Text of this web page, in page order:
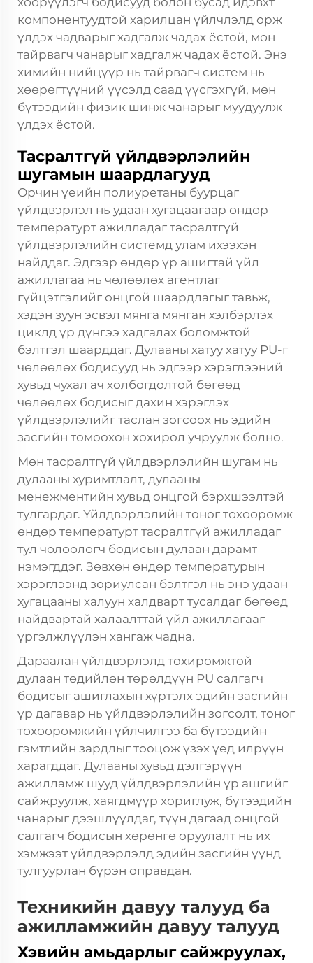
компонентуудтой харилцан үйлчлэлд орж
үлдэх чадварыг хадгалж чадах ёстой, мөн
тайрвагч чанарыг хадгалж чадах ёстой. Энэ
химийн нийцүүр нь тайрвагч систем нь
хөөрөгтүүний үүсэлд саад үүсгэхгүй, мөн
бүтээдийн физик шинж чанарыг муудуулж
үлдэх ёстой.
Тасралтгүй үйлдвэрлэлийн
шугамын шаардлагууд
Орчин үеийн полиуретаны буурцаг
үйлдвэрлэл нь удаан хугацаагаар өндөр
температурт ажилладаг тасралтгүй
үйлдвэрлэлийн системд улам ихээхэн
найддаг. Эдгээр өндөр үр ашигтай үйл
ажиллагаа нь чөлөөлөх агентлаг
гүйцэтгэлийг онцгой шаардлагыг тавьж,
хэдэн зуун эсвэл мянга мянган хэлбэрлэх
циклд үр дүнгээ хадгалах боломжтой
бэлтгэл шаарддаг. Дулааны хатуу хатуу PU-г
чөлөөлөх бодисууд нь эдгээр хэрэглээний
хувьд чухал ач холбогдолтой бөгөөд
чөлөөлөх бодисыг дахин хэрэглэх
үйлдвэрлэлийг таслан зогсоох нь эдийн
засгийн томоохон хохирол учруулж болно.
Мөн тасралтгүй үйлдвэрлэлийн шугам нь
дулааны хуримтлалт, дулааны
менежментийн хувьд онцгой бэрхшээлтэй
тулгардаг. Үйлдвэрлэлийн тоног төхөөрөмж
өндөр температурт тасралтгүй ажилладаг
тул чөлөөлөгч бодисын дулаан дарамт
нэмэгддэг. Зөвхөн өндөр температурын
хэрэглээнд зориулсан бэлтгэл нь энэ удаан
хугацааны халуун халдварт тусалдаг бөгөөд
найдвартай халаалттай үйл ажиллагааг
үргэлжлүүлэн хангаж чадна.
Дараалан үйлдвэрлэлд тохиромжтой
дулаан төдийлөн төрөлдүүн PU салгагч
бодисыг ашиглахын хүртэлх эдийн засгийн
үр дагавар нь үйлдвэрлэлийн зогсолт, тоног
төхөөрөмжийн үйлчилгээ ба бүтээдийн
гэмтлийн зардлыг тооцож үзэх үед илрүүн
харагддаг. Дулааны хувьд дэлгэрүүн
ажилламж шууд үйлдвэрлэлийн үр ашгийг
сайжруулж, хаягдмүүр хориглуж, бүтээдийн
чанарыг дээшлүүлдаг, түүн дагаад онцгой
салгагч бодисын хөрөнгө оруулалт нь их
хэмжээт үйлдвэрлэлд эдийн засгийн үүнд
тулгуурлан бүрэн оправдан.
Техникийн давуу талууд ба
ажилламжийн давуу талууд
Хэвийн амьдарлыг сайжруулах,